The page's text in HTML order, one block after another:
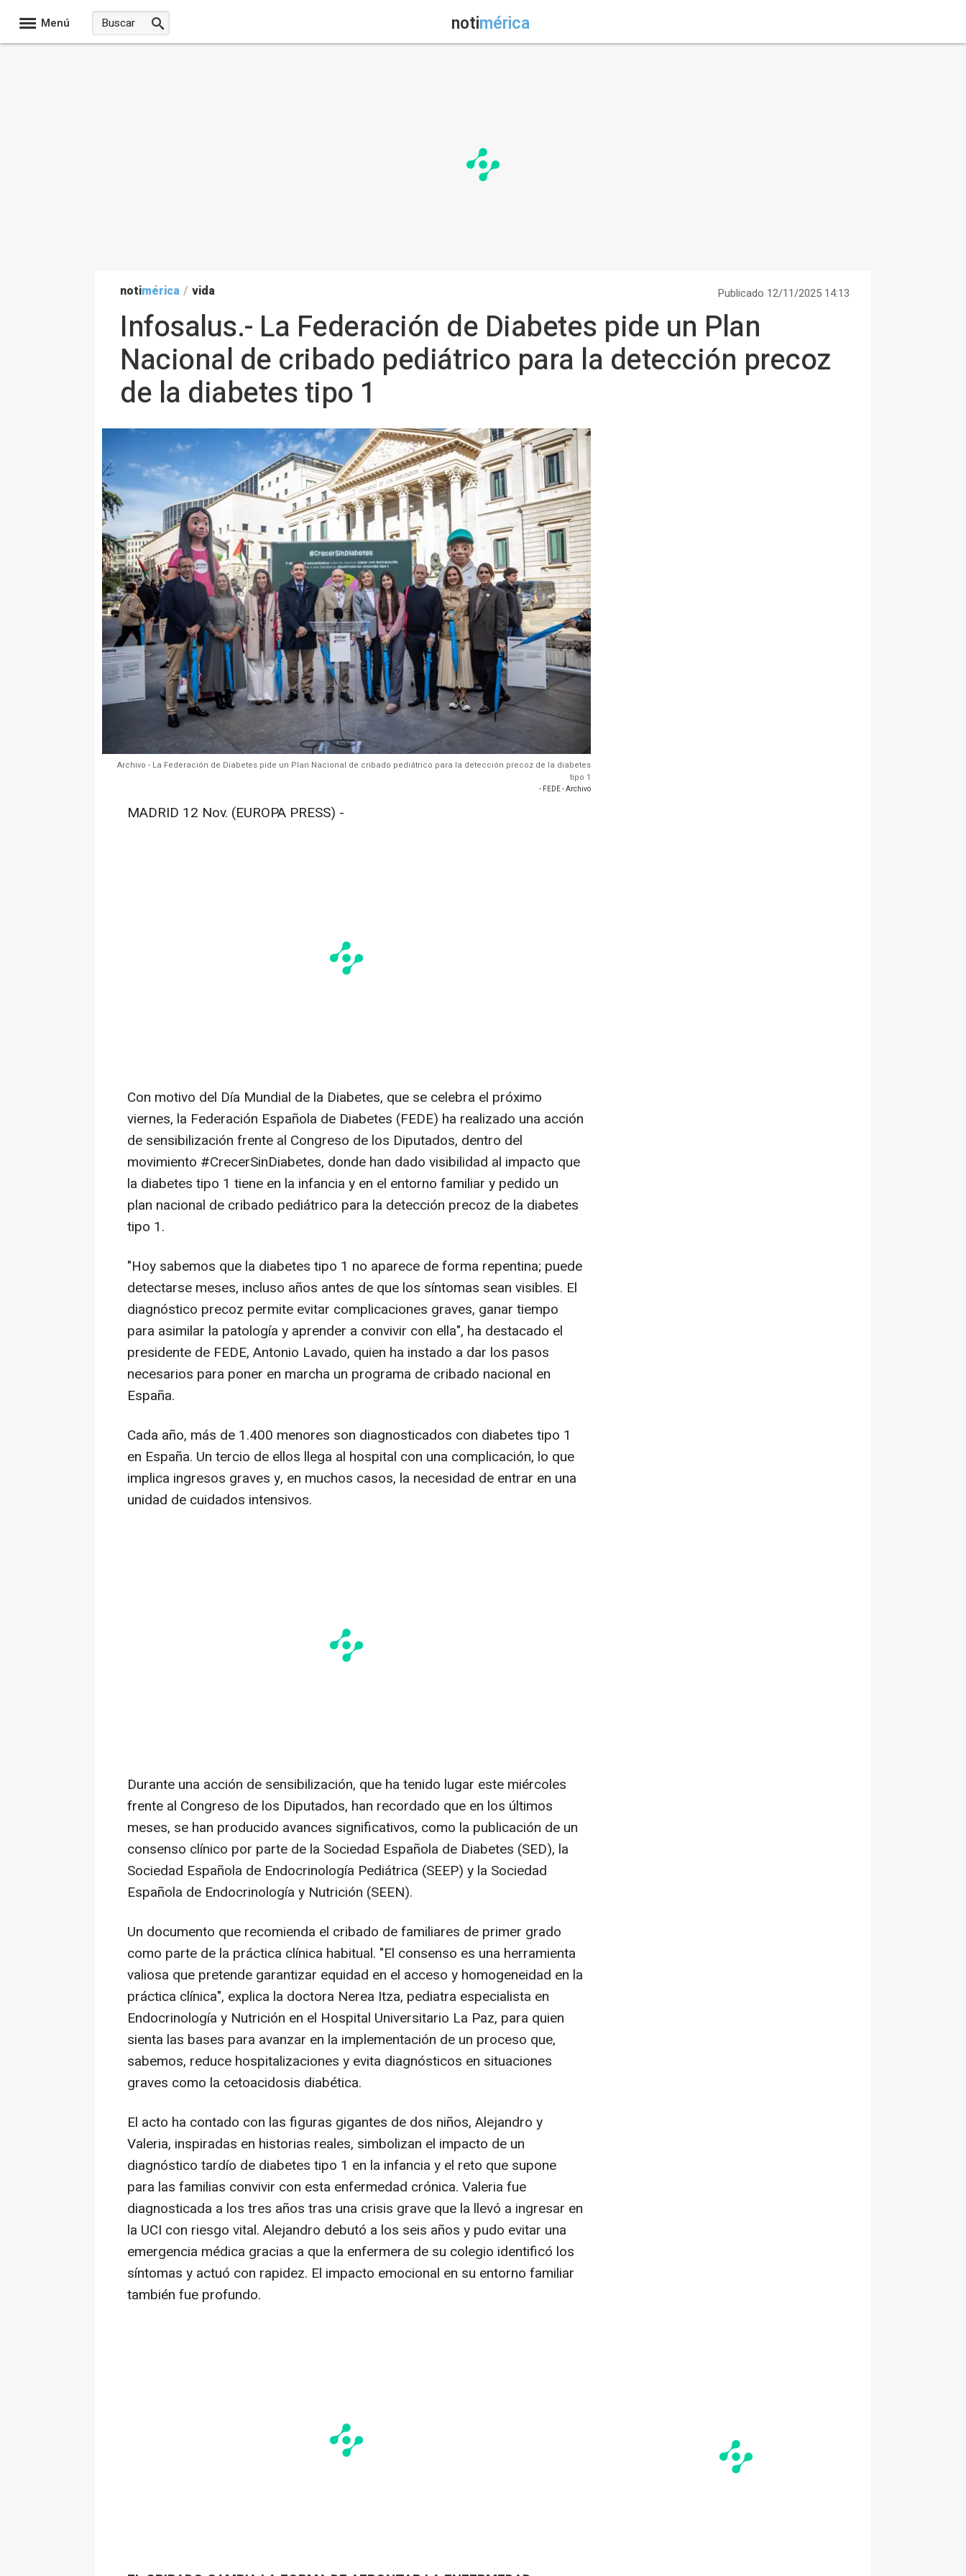
Menú notimérica
notimérica / vida Publicado 12/11/2025 14:13
Infosalus.- La Federación de Diabetes pide un Plan
Nacional de cribado pediátrico para la detección precoz
de la diabetes tipo 1
Archivo - La Federación de Diabetes pide un Plan Nacional de cribado pediátrico para la detección precoz de la diabetes
tipo 1
- FEDE - Archivo
MADRID 12 Nov. (EUROPA PRESS) -
Con motivo del Día Mundial de la Diabetes, que se celebra el próximo
viernes, la Federación Española de Diabetes (FEDE) ha realizado una acción
de sensibilización frente al Congreso de los Diputados, dentro del
movimiento #CrecerSinDiabetes, donde han dado visibilidad al impacto que
la diabetes tipo 1 tiene en la infancia y en el entorno familiar y pedido un
plan nacional de cribado pediátrico para la detección precoz de la diabetes
tipo 1.
"Hoy sabemos que la diabetes tipo 1 no aparece de forma repentina; puede
detectarse meses, incluso años antes de que los síntomas sean visibles. El
diagnóstico precoz permite evitar complicaciones graves, ganar tiempo
para asimilar la patología y aprender a convivir con ella", ha destacado el
presidente de FEDE, Antonio Lavado, quien ha instado a dar los pasos
necesarios para poner en marcha un programa de cribado nacional en
España.
Cada año, más de 1.400 menores son diagnosticados con diabetes tipo 1
en España. Un tercio de ellos llega al hospital con una complicación, lo que
implica ingresos graves y, en muchos casos, la necesidad de entrar en una
unidad de cuidados intensivos.
Durante una acción de sensibilización, que ha tenido lugar este miércoles
frente al Congreso de los Diputados, han recordado que en los últimos
meses, se han producido avances significativos, como la publicación de un
consenso clínico por parte de la Sociedad Española de Diabetes (SED), la
Sociedad Española de Endocrinología Pediátrica (SEEP) y la Sociedad
Española de Endocrinología y Nutrición (SEEN).
Un documento que recomienda el cribado de familiares de primer grado
como parte de la práctica clínica habitual. "El consenso es una herramienta
valiosa que pretende garantizar equidad en el acceso y homogeneidad en la
práctica clínica", explica la doctora Nerea Itza, pediatra especialista en
Endocrinología y Nutrición en el Hospital Universitario La Paz, para quien
sienta las bases para avanzar en la implementación de un proceso que,
sabemos, reduce hospitalizaciones y evita diagnósticos en situaciones
graves como la cetoacidosis diabética.
El acto ha contado con las figuras gigantes de dos niños, Alejandro y
Valeria, inspiradas en historias reales, simbolizan el impacto de un
diagnóstico tardío de diabetes tipo 1 en la infancia y el reto que supone
para las familias convivir con esta enfermedad crónica. Valeria fue
diagnosticada a los tres años tras una crisis grave que la llevó a ingresar en
la UCI con riesgo vital. Alejandro debutó a los seis años y pudo evitar una
emergencia médica gracias a que la enfermera de su colegio identificó los
síntomas y actuó con rapidez. El impacto emocional en su entorno familiar
también fue profundo.